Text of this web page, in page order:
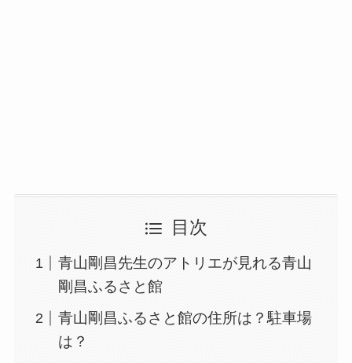
目次
青山剛昌先生のアトリエが見れる青山
剛昌ふるさと館
青山剛昌ふるさと館の住所は？駐車場
は？